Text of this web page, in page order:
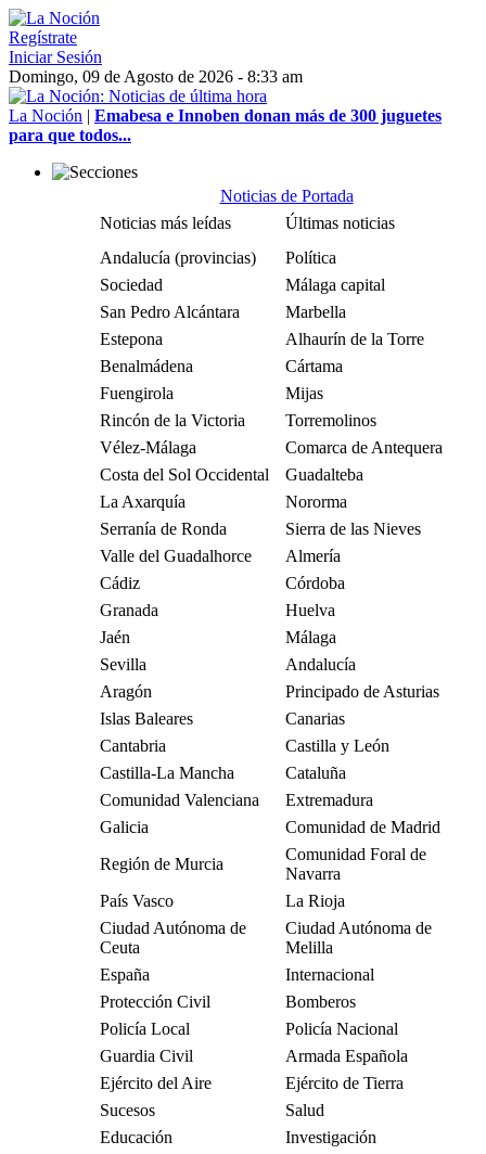
Regístrate
Iniciar Sesión
Domingo, 09 de Agosto de 2026 - 8:33 am
La Noción | Emabesa e Innoben donan más de 300 juguetes
para que todos...
Noticias de Portada
Noticias más leídas
Últimas noticias
Andalucía (provincias)
Política
Sociedad
Málaga capital
San Pedro Alcántara
Marbella
Estepona
Alhaurín de la Torre
Benalmádena
Cártama
Fuengirola
Mijas
Rincón de la Victoria
Torremolinos
Vélez-Málaga
Comarca de Antequera
Costa del Sol Occidental
Guadalteba
La Axarquía
Nororma
Serranía de Ronda
Sierra de las Nieves
Valle del Guadalhorce
Almería
Cádiz
Córdoba
Granada
Huelva
Jaén
Málaga
Sevilla
Andalucía
Aragón
Principado de Asturias
Islas Baleares
Canarias
Cantabria
Castilla y León
Castilla-La Mancha
Cataluña
Comunidad Valenciana
Extremadura
Galicia
Comunidad de Madrid
Región de Murcia
Comunidad Foral de
Navarra
País Vasco
La Rioja
Ciudad Autónoma de
Ceuta
Ciudad Autónoma de
Melilla
España
Internacional
Protección Civil
Bomberos
Policía Local
Policía Nacional
Guardia Civil
Armada Española
Ejército del Aire
Ejército de Tierra
Sucesos
Salud
Educación
Investigación